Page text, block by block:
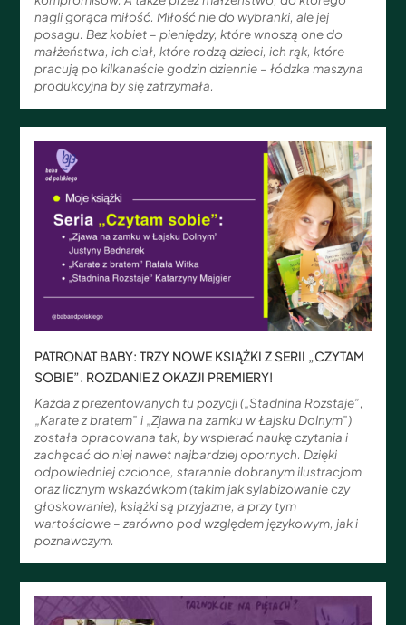
nagli gorąca miłość. Miłość nie do wybranki, ale jej
posagu. Bez kobiet – pieniędzy, które wnoszą one do
małżeństwa, ich ciał, które rodzą dzieci, ich rąk, które
pracują po kilkanaście godzin dziennie – łódzka maszyna
produkcyjna by się zatrzymała.
PATRONAT BABY: TRZY NOWE KSIĄŻKI Z SERII „CZYTAM
SOBIE”. ROZDANIE Z OKAZJI PREMIERY!
Każda z prezentowanych tu pozycji („Stadnina Rozstaje”,
„Karate z bratem” i „Zjawa na zamku w Łajsku Dolnym”)
została opracowana tak, by wspierać naukę czytania i
zachęcać do niej nawet najbardziej opornych. Dzięki
odpowiedniej czcionce, starannie dobranym ilustracjom
oraz licznym wskazówkom (takim jak sylabizowanie czy
głoskowanie), książki są przyjazne, a przy tym
wartościowe – zarówno pod względem językowym, jak i
poznawczym.